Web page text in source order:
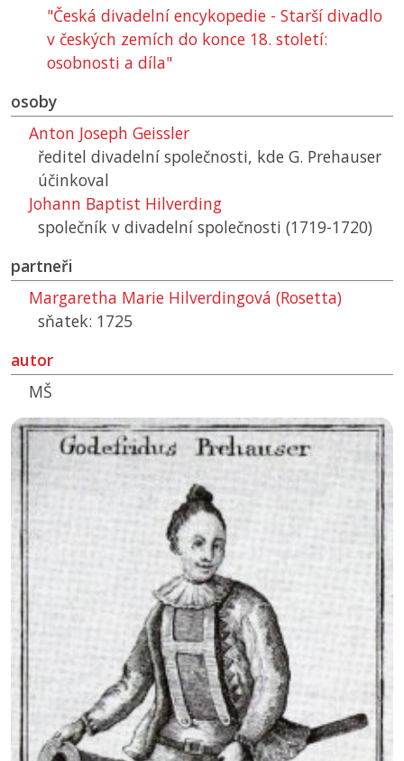
"Česká divadelní encykopedie - Starší divadlo
v českých zemích do konce 18. století:
osobnosti a díla"
osoby
Anton Joseph Geissler
ředitel divadelní společnosti, kde G. Prehauser
účinkoval
Johann Baptist Hilverding
společník v divadelní společnosti (1719-1720)
partneři
Margaretha Marie Hilverdingová (Rosetta)
sňatek: 1725
autor
MŠ